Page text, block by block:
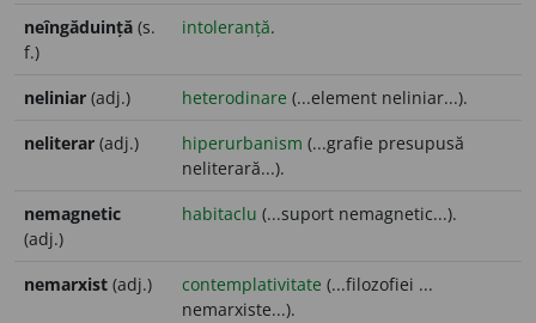
neîngăduință (s.
f.)
intoleranță.
neliniar (adj.) heterodinare (...element neliniar...).
neliterar (adj.) hiperurbanism (...grafie presupusă
neliterară...).
nemagnetic
(adj.)
habitaclu (...suport nemagnetic...).
nemarxist (adj.) contemplativitate (...filozofiei ...
nemarxiste...).